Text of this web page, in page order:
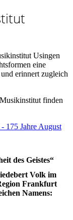
Usingen
eine
erinnert zugleich
finden
175 Jahre August
des Geistes“
Volk im
Frankfurt
Namens: